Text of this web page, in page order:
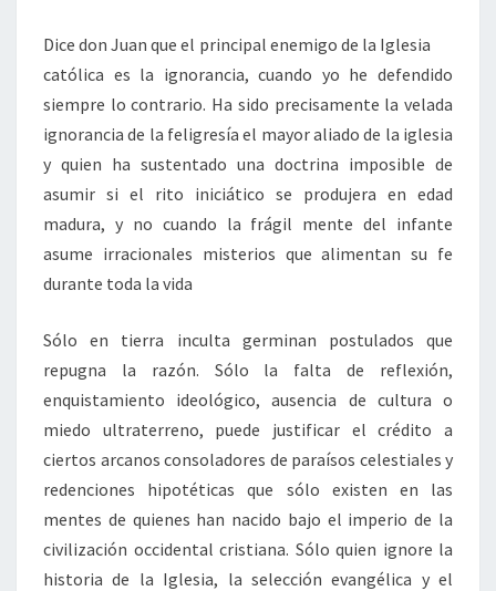
Dice don Juan que el principal enemigo de la Iglesia
católica es la ignorancia, cuando yo he defendido
siempre lo contrario. Ha sido precisamente la velada
ignorancia de la feligresía el mayor aliado de la iglesia
y quien ha sustentado una doctrina imposible de
asumir si el rito iniciático se produjera en edad
madura, y no cuando la frágil mente del infante
asume irracionales misterios que alimentan su fe
durante toda la vida
Sólo en tierra inculta germinan postulados que
repugna la razón. Sólo la falta de reflexión,
enquistamiento ideológico, ausencia de cultura o
miedo ultraterreno, puede justificar el crédito a
ciertos arcanos consoladores de paraísos celestiales y
redenciones hipotéticas que sólo existen en las
mentes de quienes han nacido bajo el imperio de la
civilización occidental cristiana. Sólo quien ignore la
historia de la Iglesia, la selección evangélica y el